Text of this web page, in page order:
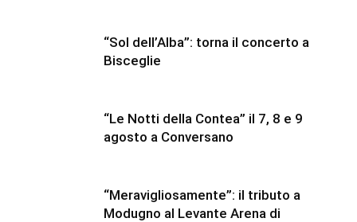
“Sol dell’Alba”: torna il concerto a
Bisceglie
“Le Notti della Contea” il 7, 8 e 9
agosto a Conversano
“Meravigliosamente”: il tributo a
Modugno al Levante Arena di